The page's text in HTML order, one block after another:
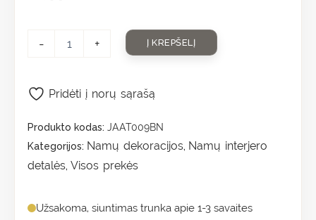
- + Į KREPŠELĮ
Produkto kodas: JAAT009BN
Kategorijos: Namų dekoracijos, Namų interjero
detalės, Visos prekės
Užsakoma, siuntimas trunka apie 1-3 savaites
Pridėti į norų sąrašą